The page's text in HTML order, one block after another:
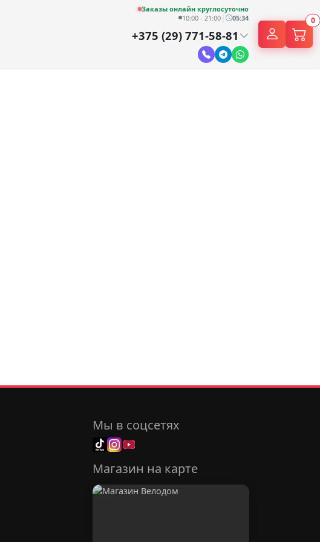
Заказы онлайн круглосуточно
10:00 - 21:00 | 05:34
+375 (29) 771-58-81
0
Мы в соцсетях
Магазин на карте